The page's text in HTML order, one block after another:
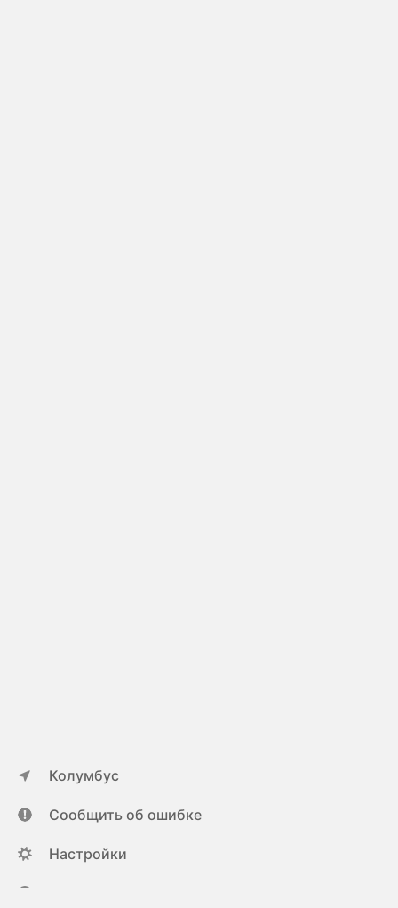
Колумбус
Сообщить об ошибке
Настройки